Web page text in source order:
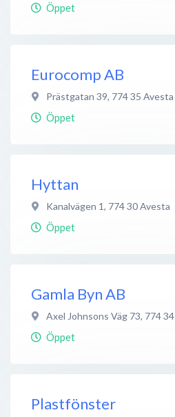
Öppet
Eurocomp AB
Prästgatan 39, 774 35 Avesta
Öppet
Hyttan
Kanalvägen 1, 774 30Avesta
Öppet
Gamla Byn AB
Axel Johnsons Väg 73, 774 34
Öppet
Plastfönster